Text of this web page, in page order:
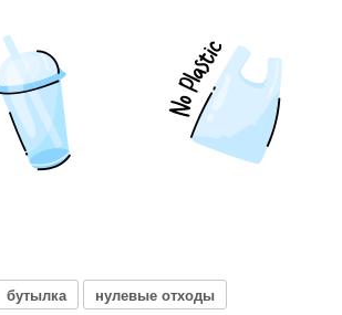
бутылка нулевые отходы